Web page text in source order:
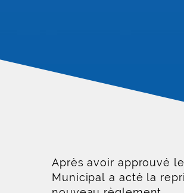
Après avoir approuvé
Municipal a acté la